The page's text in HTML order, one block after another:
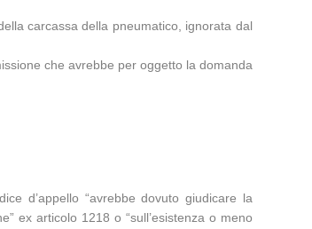
carcassa della pneumatico, ignorata dal
che avrebbe per oggetto la domanda
d’appello “avrebbe dovuto giudicare la
ex articolo 1218 o “sull’esistenza o meno